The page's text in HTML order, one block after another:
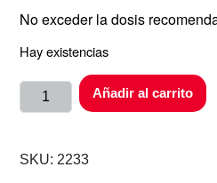
No exceder la dosis
Hay existencias
Añadir al carrito
SKU: 2233